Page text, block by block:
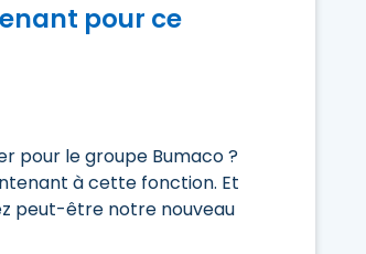
pour ce
pour le groupe Bumaco ?
à cette fonction. Et
peut-être notre nouveau